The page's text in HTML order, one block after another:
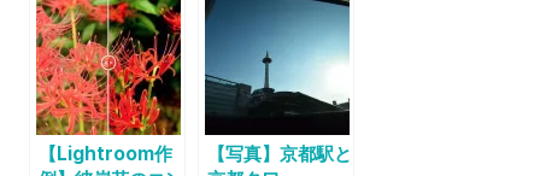
【Lightroom作
【写真】京都駅と